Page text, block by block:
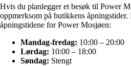
Hvis du planlegger et besøk til Power
oppmerksom på butikkens
åpningstidene for Power Mosjøen:
Mandag-fredag: 10:00 – 20:00
Lørdag: 10:00 – 18:00
Søndag: Stengt